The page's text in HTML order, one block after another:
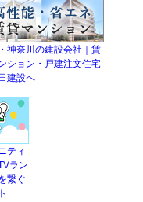
神奈川の建設会社｜賃
ション・戸建注文住宅
建設へ
ティ
ラン
繋ぐ